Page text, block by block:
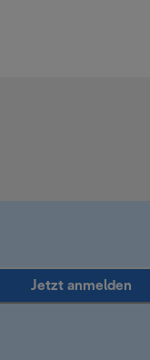
Jetzt anmelden